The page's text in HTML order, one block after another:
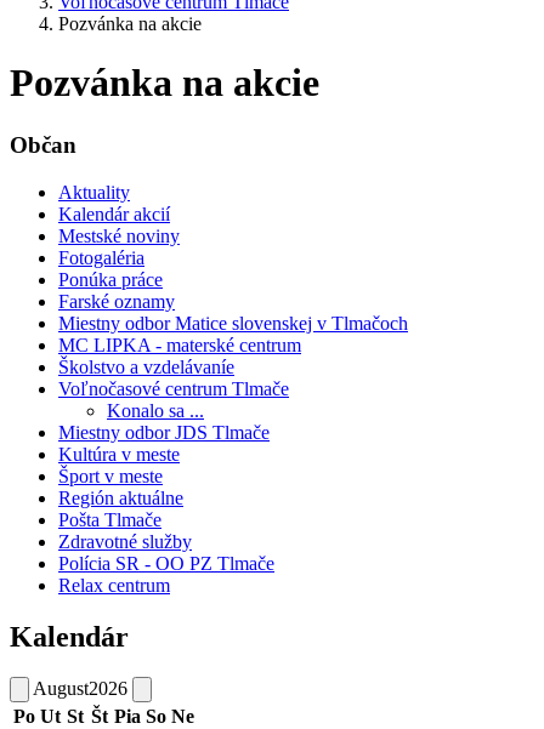
Pozvánka na akcie
Pozvánka na akcie
Občan
Aktuality
Kalendár akcií
Mestské noviny
Fotogaléria
Ponúka práce
Farské oznamy
Miestny odbor Matice slovenskej v Tlmačoch
MC LIPKA - materské centrum
Školstvo a vzdelávaníe
Voľnočasové centrum Tlmače
Konalo sa ...
Miestny odbor JDS Tlmače
Kultúra v meste
Šport v meste
Región aktuálne
Pošta Tlmače
Zdravotné služby
Polícia SR - OO PZ Tlmače
Relax centrum
Kalendár
August2026
Po Ut St Št Pia So Ne